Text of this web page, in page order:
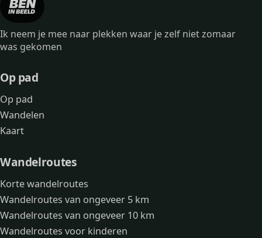
Ik neem je mee naar plekken waar je zelf niet zomaar
was gekomen
Op pad
Op pad
Wandelen
Kaart
Wandelroutes
Korte wandelroutes
Wandelroutes van ongeveer 5 km
Wandelroutes van ongeveer 10 km
Wandelroutes voor kinderen